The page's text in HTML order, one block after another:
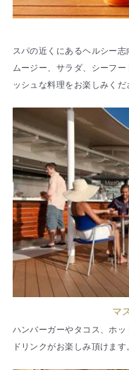
スパの近くにあるヘルシー
ムージー、サラダ、シーフ
ッシュな料理をお楽しみくだ
マ
ハンバーガーやタコス、ホ
ドリンクがお楽しみ頂けます